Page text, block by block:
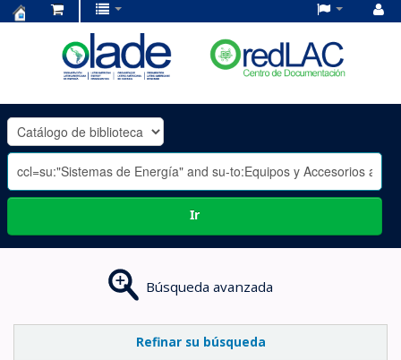
OLADE
-
Ir
Búsqueda avanzada
Refinar su búsqueda